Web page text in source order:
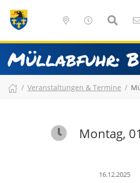
Müllabfuhr:
Veranstaltungen & Termine
Montag,
16.12.2025